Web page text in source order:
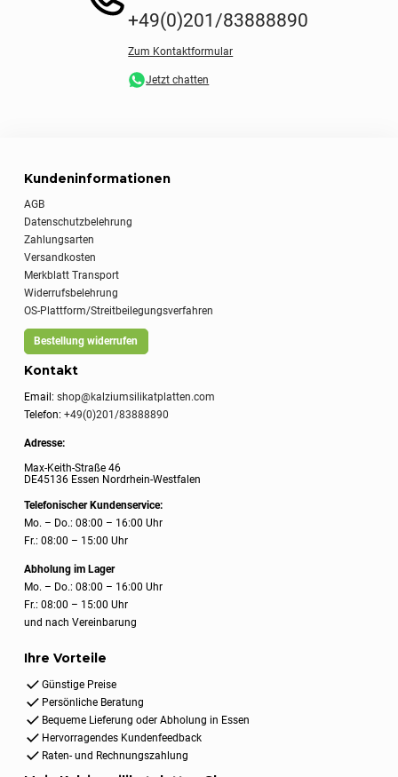
+49(0)201/83888890
Zum Kontaktformular
Jetzt chatten
Kundeninformationen
AGB
Datenschutzbelehrung
Zahlungsarten
Versandkosten
Merkblatt Transport
Widerrufsbelehrung
OS-Plattform/Streitbeilegungsverfahren
Bestellung widerrufen
Kontakt
Email:shop@kalziumsilikatplatten.com
Telefon:+49(0)201/83888890
Adresse:
Max-Keith-Straße 46
DE45136 Essen Nordrhein-Westfalen
Telefonischer Kundenservice:
Mo. – Do.: 08:00 – 16:00 Uhr
Fr.: 08:00 – 15:00 Uhr
Abholung im Lager
Mo. – Do.: 08:00 – 16:00 Uhr
Fr.: 08:00 – 15:00 Uhr
und nach Vereinbarung
Ihre Vorteile
Günstige Preise
Persönliche Beratung
Bequeme Lieferung oder Abholung in Essen
Hervorragendes Kundenfeedback
Raten- und Rechnungszahlung